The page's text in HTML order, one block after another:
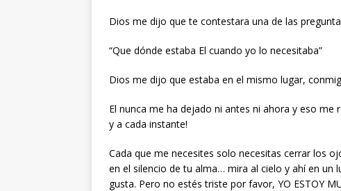
Dios me dijo que te contestara una de las
“Que dónde estaba El cuando yo lo necesitaba”
Dios me dijo que estaba en el mismo lugar,
El nunca me ha dejado ni antes ni ahora y eso
y a cada instante!
Cada que me necesites solo necesitas cerrar los
en el silencio de tu alma… mira al cielo y ahí en
gusta. Pero no estés triste por favor, YO ESTOY